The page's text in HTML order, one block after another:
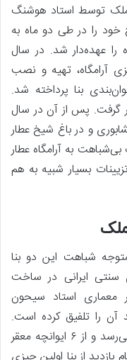
الملک توسط استاد هوشنگ
را در طی دو ماه به
را عهده‌دار شد. در سال
آرامگاه، تهیه و نصب
بنا پرداخته شد.
گرفت. پس از آن در سال
نیشابوری و در باغ شیخ عطار
به آرامگاه عطار
بسیار شبیه به هم
شباهت این دو بنا
سنتی ایرانی در ساخت
معماری استاد سیحون
را تلفیق کرده است.
مساحت زیربنای آرامگاه به ۲۸ مترمربع می‌رسد و از ۶ ایوانچه معقر